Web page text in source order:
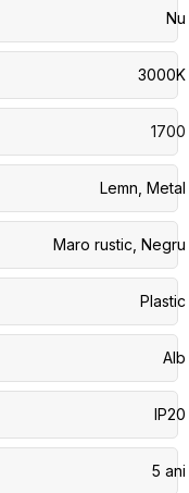
Nu
3000K
1700
Lemn Metal
Maro rustic Negru
Plastic
Alb
IP20
5 ani